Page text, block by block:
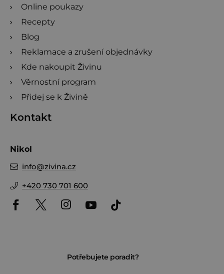
Online poukazy
Recepty
Blog
Reklamace a zrušení objednávky
Kde nakoupit Živinu
Věrnostní program
Přidej se k Živině
Kontakt
Nikol
info@zivina.cz
+420 730 701 600
Potřebujete poradit?